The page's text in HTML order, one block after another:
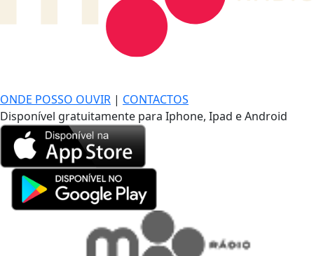
ONDE POSSO OUVIR | CONTACTOS
Disponível gratuitamente para Iphone, Ipad e Android